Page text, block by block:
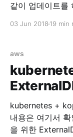
같이 업데이트를 하려고 합니
03 Jun 2018 19 min
aws
kubernetes + kops
내용은 여기서 확인 가능합니
을 위한 ExternalDNS를